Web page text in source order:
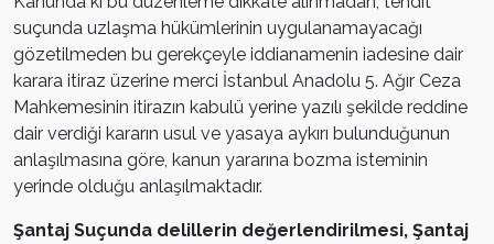
suçunda uzlaşma hükümlerinin uygulanamayacağı
gözetilmeden bu gerekçeyle iddianamenin iadesine dair
karara itiraz üzerine merci İstanbul Anadolu 5. Ağır Ceza
Mahkemesinin itirazın kabulü yerine yazılı şekilde reddine
dair verdiği kararın usul ve yasaya aykırı bulunduğunun
anlaşılmasına göre, kanun yararına bozma isteminin
yerinde olduğu anlaşılmaktadır.
Şantaj Suçunda delillerin değerlendirilmesi, Şantaj